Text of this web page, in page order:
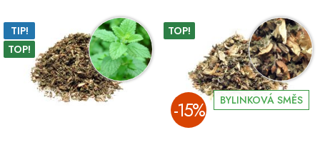
TIP!
TOP!
TOP!
BYLINKOVÁ SMĚS
­-15%